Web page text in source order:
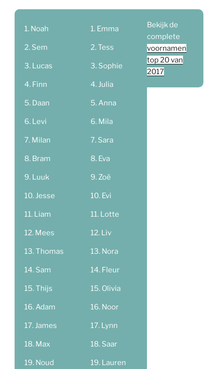
Noah
Sem
Lucas
Finn
Daan
Levi
Milan
Bram
Luuk
Jesse
Liam
Mees
Thomas
Sam
Thijs
Adam
James
Max
Noud
Emma
Tess
Sophie
Julia
Anna
Mila
Sara
Eva
Zoë
Evi
Lotte
Liv
Nora
Fleur
Olivia
Noor
Lynn
Saar
Lauren
Bekijk de
complete
voornamen
top 20 van
2017